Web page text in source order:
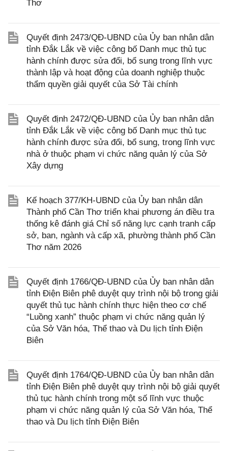
Thơ
Quyết định 2473/QĐ-UBND của Ủy ban nhân dân
tỉnh Đắk Lắk về việc công bố Danh mục thủ tục
hành chính được sửa đổi, bổ sung trong lĩnh vực
thành lập và hoạt động của doanh nghiệp thuộc
thẩm quyền giải quyết của Sở Tài chính
Quyết định 2472/QĐ-UBND của Ủy ban nhân dân
tỉnh Đắk Lắk về việc công bố Danh mục thủ tục
hành chính được sửa đổi, bổ sung, trong lĩnh vực
nhà ở thuộc phạm vi chức năng quản lý của Sở
Xây dựng
Kế hoạch 377/KH-UBND của Ủy ban nhân dân
Thành phố Cần Thơ triển khai phương án điều tra
thống kê đánh giá Chỉ số năng lực cạnh tranh cấp
sở, ban, ngành và cấp xã, phường thành phố Cần
Thơ năm 2026
Quyết định 1766/QĐ-UBND của Ủy ban nhân dân
tỉnh Điện Biên phê duyệt quy trình nội bộ trong giải
quyết thủ tục hành chính thực hiện theo cơ chế
“Luồng xanh” thuộc phạm vi chức năng quản lý
của Sở Văn hóa, Thể thao và Du lịch tỉnh Điện
Biên
Quyết định 1764/QĐ-UBND của Ủy ban nhân dân
tỉnh Điện Biên phê duyệt quy trình nội bộ giải quyết
thủ tục hành chính trong một số lĩnh vực thuộc
phạm vi chức năng quản lý của Sở Văn hóa, Thể
thao và Du lịch tỉnh Điện Biên